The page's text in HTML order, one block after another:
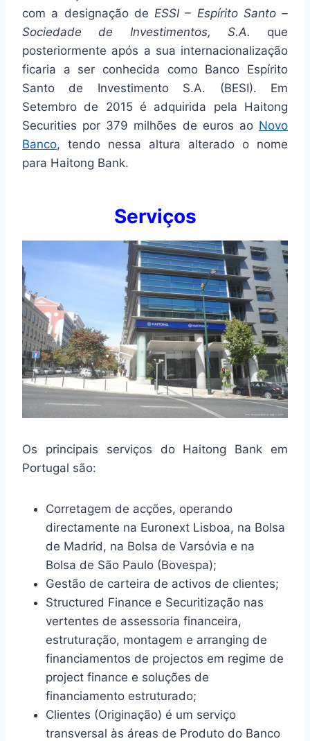
com a designação de ESSI – Espírito Santo –
Sociedade de Investimentos, S.A. que
posteriormente após a sua internacionalização
ficaria a ser conhecida como Banco Espírito
Santo de Investimento S.A. (BESI). Em
Setembro de 2015 é adquirida pela Haitong
Securities por 379 milhões de euros ao Novo
Banco, tendo nessa altura alterado o nome
para Haitong Bank.
Serviços
Os principais serviços do Haitong Bank em
Portugal são:
Corretagem de acções, operando
directamente na Euronext Lisboa, na Bolsa
de Madrid, na Bolsa de Varsóvia e na
Bolsa de São Paulo (Bovespa);
Gestão de carteira de activos de clientes;
Structured Finance e Securitização nas
vertentes de assessoria financeira,
estruturação, montagem e arranging de
financiamentos de projectos em regime de
project finance e soluções de
financiamento estruturado;
Clientes (Originação) é um serviço
transversal às áreas de Produto do Banco